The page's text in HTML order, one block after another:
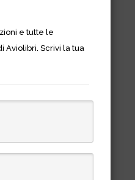
1958-
e tutte le
Aviolibri. Scrivi la tua